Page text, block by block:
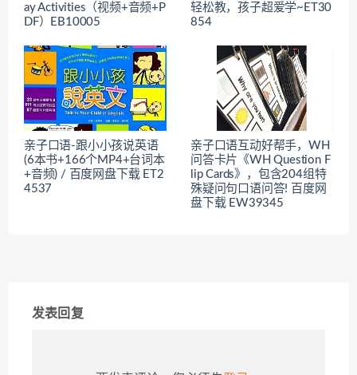
ay Activities（视频+音频+P
DF）EB10005
轻松教，孩子超爱学~ET30
854
亲子口语-跟小小孩说英语
(6本书+166个MP4+台词本
+音频) / 百度网盘下载 ET2
4537
亲子口语互动好帮手，WH
问答卡片《WH Question F
lip Cards》，包含204组特
殊疑问句口语问答! 百度网
盘下载 EW39345
发表回复